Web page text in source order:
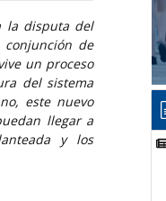
la disputa del
de
un proceso
del sistema
este nuevo
llegar a
y los